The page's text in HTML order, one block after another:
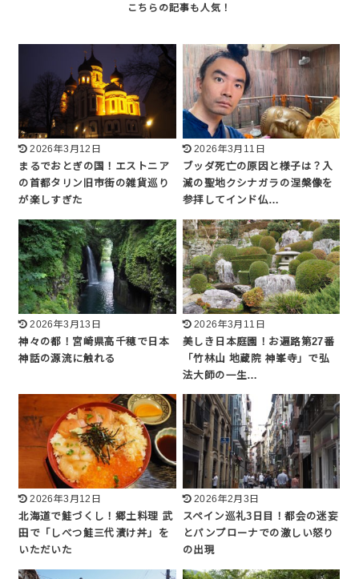
2026年3月12日
まるでおとぎの国！エストニア
の首都タリン旧市街の雑貨巡り
が楽しすぎた
2026年3月11日
ブッダ死亡の原因と様子は？入
滅の聖地クシナガラの涅槃像を
参拝してインド仏…
2026年3月13日
神々の都！宮崎県高千穂で日本
神話の源流に触れる
2026年3月11日
美しき日本庭園！お遍路第27番
「竹林山 地蔵院 神峯寺」で弘
法大師の一生…
2026年3月12日
北海道で鮭づくし！郷土料理 武
田で「しべつ鮭三代漬け丼」を
いただいた
2026年2月3日
スペイン巡礼3日目！都会の迷妄
とパンプローナでの激しい怒り
の出現